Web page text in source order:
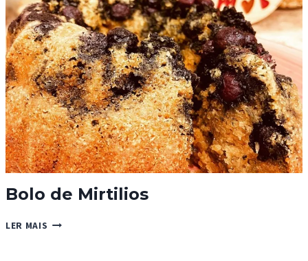
ALEXANDRA
Bolo de Mirtilios
LER MAIS BOLO